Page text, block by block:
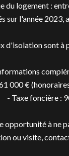
du logement :
sur l'année 2023,
d'isolation sont à
000 €
- Taxe foncière :
opportunité à ne
ou visite,